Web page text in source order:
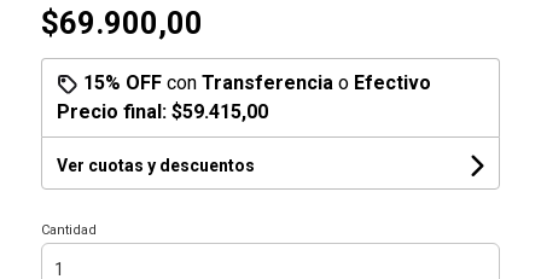
$69.900,00
15% OFFcon Transferencia o Efectivo
Precio final: $59.415,00
Ver cuotas y descuentos
Cantidad